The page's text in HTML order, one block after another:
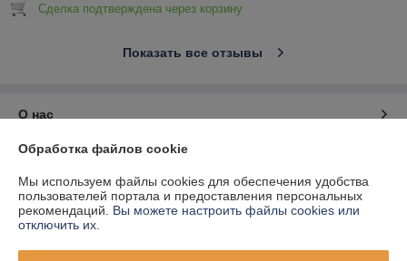
Сделка подтверждена через корзину
Показать все отзывы
О нас
Контакты
Доставка и оплата
Обработка файлов cookie
Мы используем файлы cookies для обеспечения удобства
пользователей портала и предоставления персональных
рекомендаций. Вы можете настроить файлы cookies или
отключить их.